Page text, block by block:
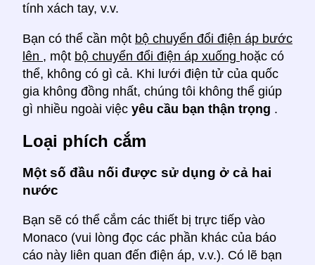
tính xách tay, v.v.
Bạn có thể cần một bộ chuyển đổi điện áp bước
lên , một bộ chuyển đổi điện áp xuống hoặc có
thể, không có gì cả. Khi lưới điện tử của quốc
gia không đồng nhất, chúng tôi không thể giúp
gì nhiều ngoài việc yêu cầu bạn thận trọng .
Loại phích cắm
Một số đầu nối được sử dụng ở cả hai
nước
Bạn sẽ có thể cắm các thiết bị trực tiếp vào
Monaco (vui lòng đọc các phần khác của báo
cáo này liên quan đến điện áp, v.v.). Có lẽ bạn